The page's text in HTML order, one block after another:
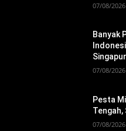
07/08/2026
Banyak
07/08/2026
Pesta
Tengah,
07/08/2026